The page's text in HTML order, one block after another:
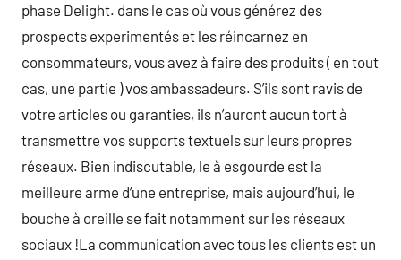
phase Delight. dans le cas où vous générez des
prospects experimentés et les réincarnez en
consommateurs, vous avez à faire des produits ( en tout
cas, une partie ) vos ambassadeurs. S’ils sont ravis de
votre articles ou garanties, ils n’auront aucun tort à
transmettre vos supports textuels sur leurs propres
réseaux. Bien indiscutable, le à esgourde est la
meilleure arme d’une entreprise, mais aujourd’hui, le
bouche à oreille se fait notamment sur les réseaux
sociaux !La communication avec tous les clients est un